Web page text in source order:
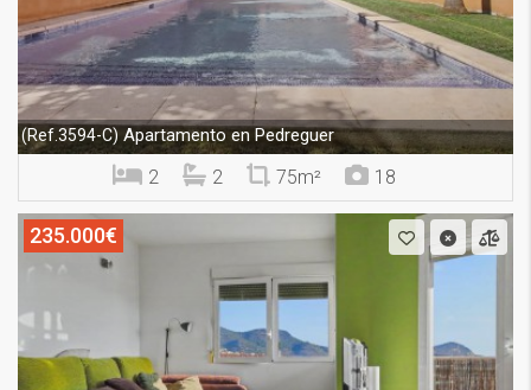
(Ref.3594-C) Apartamento en Pedreguer
2 2 75m² 18
235.000€